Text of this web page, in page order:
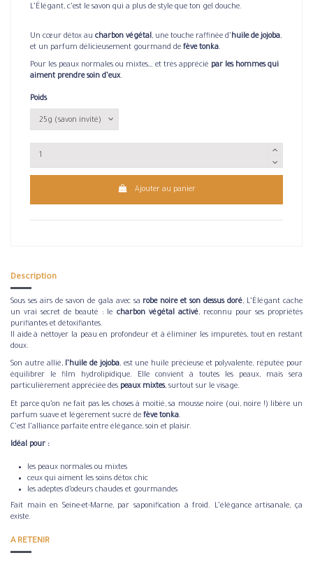
L’Élégant, c’est le savon qui a plus de style que ton gel douche.
Un cœur détox au charbon végétal, une touche raffinée d’huile de jojoba,
et un parfum délicieusement gourmand de fève tonka.
Pour les peaux normales ou mixtes… et très apprécié par les hommes qui
aiment prendre soin d’eux.
Poids
Ajouter au panier
Description
Sous ses airs de savon de gala avec sa robe noire et son dessus doré, L’Élégant cache
un vrai secret de beauté : le charbon végétal activé, reconnu pour ses propriétés
purifiantes et détoxifiantes.
Il aide à nettoyer la peau en profondeur et à éliminer les impuretés, tout en restant
doux.
Son autre allié, l’huile de jojoba, est une huile précieuse et polyvalente, réputée pour
équilibrer le film hydrolipidique. Elle convient à toutes les peaux, mais sera
particulièrement appréciée des peaux mixtes, surtout sur le visage.
Et parce qu’on ne fait pas les choses à moitié, sa mousse noire (oui, noire !) libère un
parfum suave et légèrement sucré de fève tonka.
C’est l’alliance parfaite entre élégance, soin et plaisir.
Idéal pour :
les peaux normales ou mixtes
ceux qui aiment les soins détox chic
les adeptes d’odeurs chaudes et gourmandes
Fait main en Seine-et-Marne, par saponification à froid. L’élégance artisanale, ça
existe.
A RETENIR